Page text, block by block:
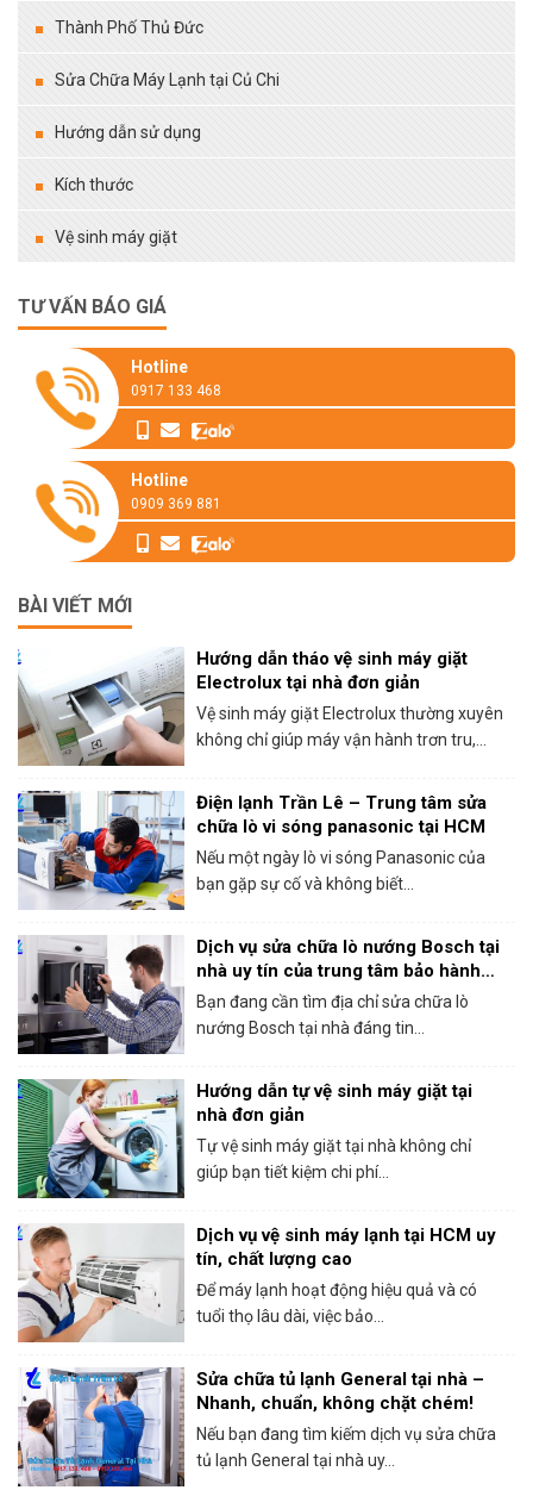
Thành Phố Thủ Đức
Sửa Chữa Máy Lạnh tại Củ Chi
Hướng dẫn sử dụng
Kích thước
Vệ sinh máy giặt
TƯ VẤN BÁO GIÁ
Hotline
0917 133 468
Hotline
0909 369 881
BÀI VIẾT MỚI
Hướng dẫn tháo vệ sinh máy giặt
Electrolux tại nhà đơn giản
Vệ sinh máy giặt Electrolux thường xuyên
không chỉ giúp máy vận hành trơn tru,...
Điện lạnh Trần Lê – Trung tâm sửa
chữa lò vi sóng panasonic tại HCM
Nếu một ngày lò vi sóng Panasonic của
bạn gặp sự cố và không biết...
Dịch vụ sửa chữa lò nướng Bosch tại
nhà uy tín của trung tâm bảo hành
Bosch tại HCM
Bạn đang cần tìm địa chỉ sửa chữa lò
nướng Bosch tại nhà đáng tin...
Hướng dẫn tự vệ sinh máy giặt tại
nhà đơn giản
Tự vệ sinh máy giặt tại nhà không chỉ
giúp bạn tiết kiệm chi phí...
Dịch vụ vệ sinh máy lạnh tại HCM uy
tín, chất lượng cao
Để máy lạnh hoạt động hiệu quả và có
tuổi thọ lâu dài, việc bảo...
Sửa chữa tủ lạnh General tại nhà –
Nhanh, chuẩn, không chặt chém!
Nếu bạn đang tìm kiếm dịch vụ sửa chữa
tủ lạnh General tại nhà uy...